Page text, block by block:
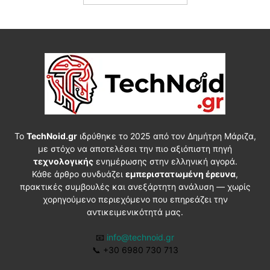
Το TechNoid.grιδρύθηκε το 2025 από τον Δημήτρη Μάριζα,
με στόχο να αποτελέσει την πιο αξιόπιστη πηγή
τεχνολογικήςενημέρωσης στην ελληνική αγορά.
Κάθε άρθρο συνδυάζει εμπεριστατωμένη έρευνα,
πρακτικές συμβουλές και ανεξάρτητη ανάλυση — χωρίς
χορηγούμενο περιεχόμενο που επηρεάζει την
αντικειμενικότητά μας.
📧 info@technoid.gr
📞 +30 6980 730 713